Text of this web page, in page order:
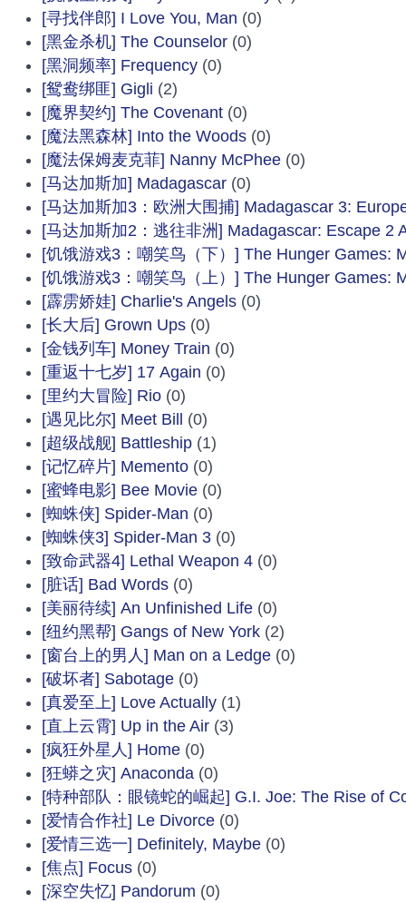
[寻找伴郎] I Love You, Man (0)
[黑金杀机] The Counselor (0)
[黑洞频率] Frequency (0)
[鸳鸯绑匪] Gigli (2)
[魔界契约] The Covenant (0)
[魔法黑森林] Into the Woods (0)
[魔法保姆麦克菲] Nanny McPhee (0)
[马达加斯加] Madagascar (0)
[马达加斯加3：欧洲大围捕] Madagascar 3:
[马达加斯加2：逃往非洲] Madagascar: Escape 2
[饥饿游戏3：嘲笑鸟（下）] The Hunger Games:
[饥饿游戏3：嘲笑鸟（上）] The Hunger Games:
[霹雳娇娃] Charlie's Angels (0)
[长大后] Grown Ups (0)
[金钱列车] Money Train (0)
[重返十七岁] 17 Again (0)
[里约大冒险] Rio (0)
[遇见比尔] Meet Bill (0)
[超级战舰] Battleship (1)
[记忆碎片] Memento (0)
[蜜蜂电影] Bee Movie (0)
[蜘蛛侠] Spider-Man (0)
[蜘蛛侠3] Spider-Man 3 (0)
[致命武器4] Lethal Weapon 4 (0)
[脏话] Bad Words (0)
[美丽待续] An Unfinished Life (0)
[纽约黑帮] Gangs of New York (2)
[窗台上的男人] Man on a Ledge (0)
[破坏者] Sabotage (0)
[真爱至上] Love Actually (1)
[直上云霄] Up in the Air (3)
[疯狂外星人] Home (0)
[狂蟒之灾] Anaconda (0)
[特种部队：眼镜蛇的崛起] G.I. Joe: The Rise of
[爱情合作社] Le Divorce (0)
[爱情三选一] Definitely, Maybe (0)
[焦点] Focus (0)
[深空失忆] Pandorum (0)